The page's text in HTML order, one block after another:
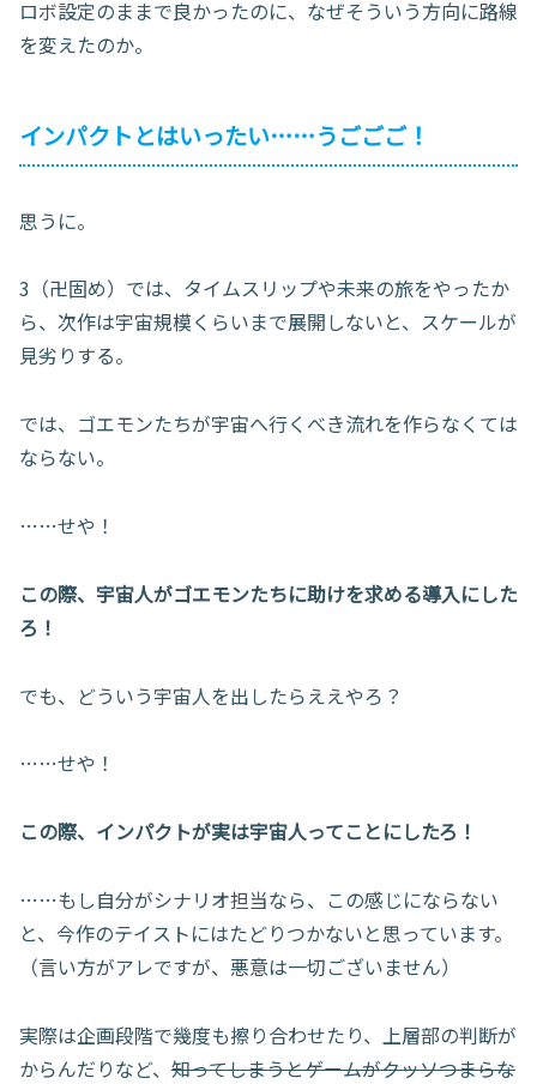
ロボ設定のままで良かったのに、なぜそういう方向に路線
を変えたのか。
インパクトとはいったい……うごごご！
思うに。
3（卍固め）では、タイムスリップや未来の旅をやったか
ら、次作は宇宙規模くらいまで展開しないと、スケールが
見劣りする。
では、ゴエモンたちが宇宙へ行くべき流れを作らなくては
ならない。
……せや！
この際、宇宙人がゴエモンたちに助けを求める導入にした
ろ！
でも、どういう宇宙人を出したらええやろ？
……せや！
この際、インパクトが実は宇宙人ってことにしたろ！
……もし自分がシナリオ担当なら、この感じにならない
と、今作のテイストにはたどりつかないと思っています。
（言い方がアレですが、悪意は一切ございません）
実際は企画段階で幾度も擦り合わせたり、上層部の判断が
からんだりなど、 知ってしまうとゲームがクッソつまらな